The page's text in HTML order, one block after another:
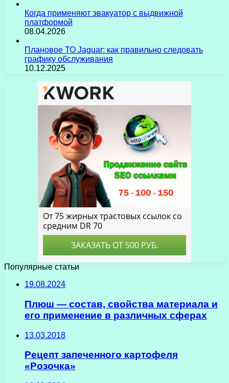
Когда применяют эвакуатор с выдвижной
платформой
08.04.2026
Плановое ТО Jaguar: как правильно следовать
графику обслуживания
10.12.2025
Популярные статьи
19.08.2024
Плюш — состав, свойства материала и
его применение в различных сферах
13.03.2018
Рецепт запеченного картофеля
«Розочка»